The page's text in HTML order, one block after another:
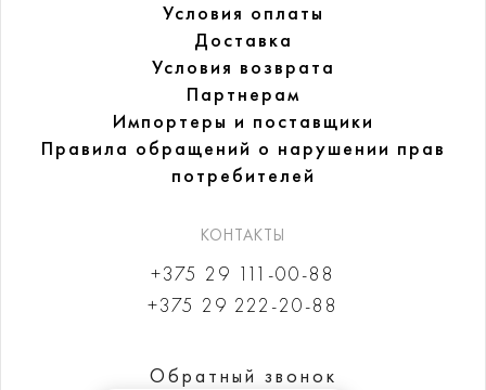
Условия оплаты
Доставка
Условия возврата
Партнерам
Импортеры и поставщики
Правила обращений о нарушении прав
потребителей
КОНТАКТЫ
+375 29 111-00-88
+375 29 222-20-88
Обратный звонок